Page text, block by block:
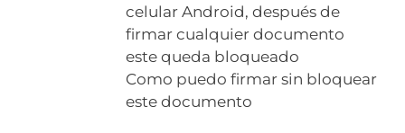
celular Android, después de
firmar cualquier documento
este queda bloqueado
Como puedo firmar sin bloquear
este documento